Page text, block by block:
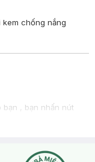
chống nắng
, bạn nhấn nút